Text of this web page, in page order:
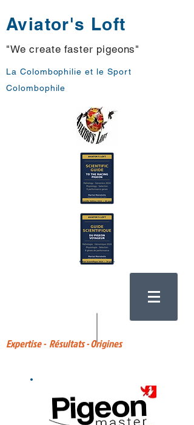
Aviator's Loft
"We create faster pigeons"
La Colombophilie et le Sport
Colombophile
Expertise - Résultats - Origines